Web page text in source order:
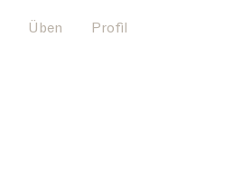
Üben Profil